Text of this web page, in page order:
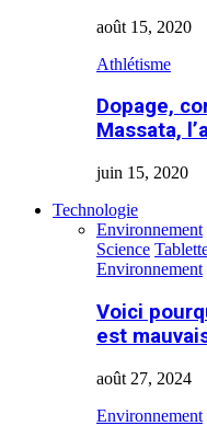
août 15, 2020
Athlétisme
Dopage,
Massata,
juin 15, 2020
Technologie
Environnement
Science
Environnement
Voici
est
août 27, 2024
Environnement